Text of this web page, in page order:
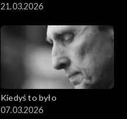
21.03.2026
Kiedyś to było
07.03.2026